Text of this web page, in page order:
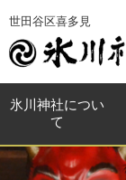
世田谷区喜多見
氷川神社につい
て